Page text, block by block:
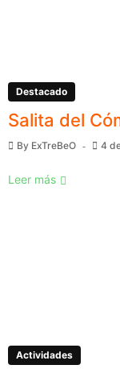
Destacado
Salita del
By ExTreBeO 4
Leer más
Actividades